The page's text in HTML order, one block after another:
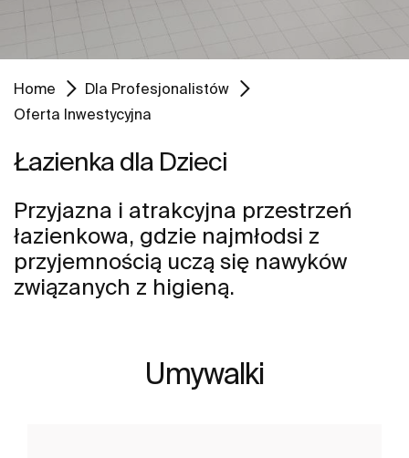
Home
Dla Profesjonalistów
Oferta Inwestycyjna
Łazienka dla Dzieci
Przyjazna i atrakcyjna przestrzeń
łazienkowa, gdzie najmłodsi z
przyjemnością uczą się nawyków
związanych z higieną.
Umywalki